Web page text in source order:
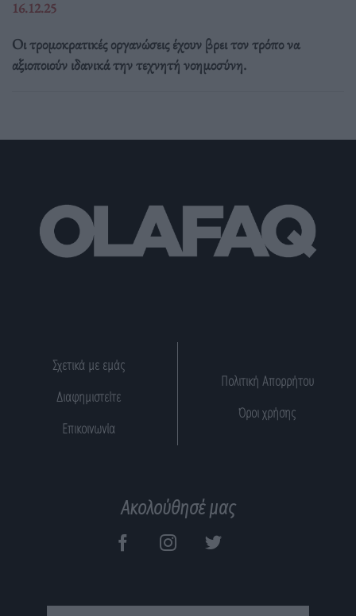
16.12.25
Οι τρομοκρατικές οργανώσεις έχουν βρει τον τρόπο να
αξιοποιούν ιδανικά την τεχνητή νοημοσύνη.
Σχετικά με εμάς
Διαφημιστείτε
Επικοινωνία
Πολιτική Απορρήτου
Όροι χρήσης
Ακολούθησέ μας